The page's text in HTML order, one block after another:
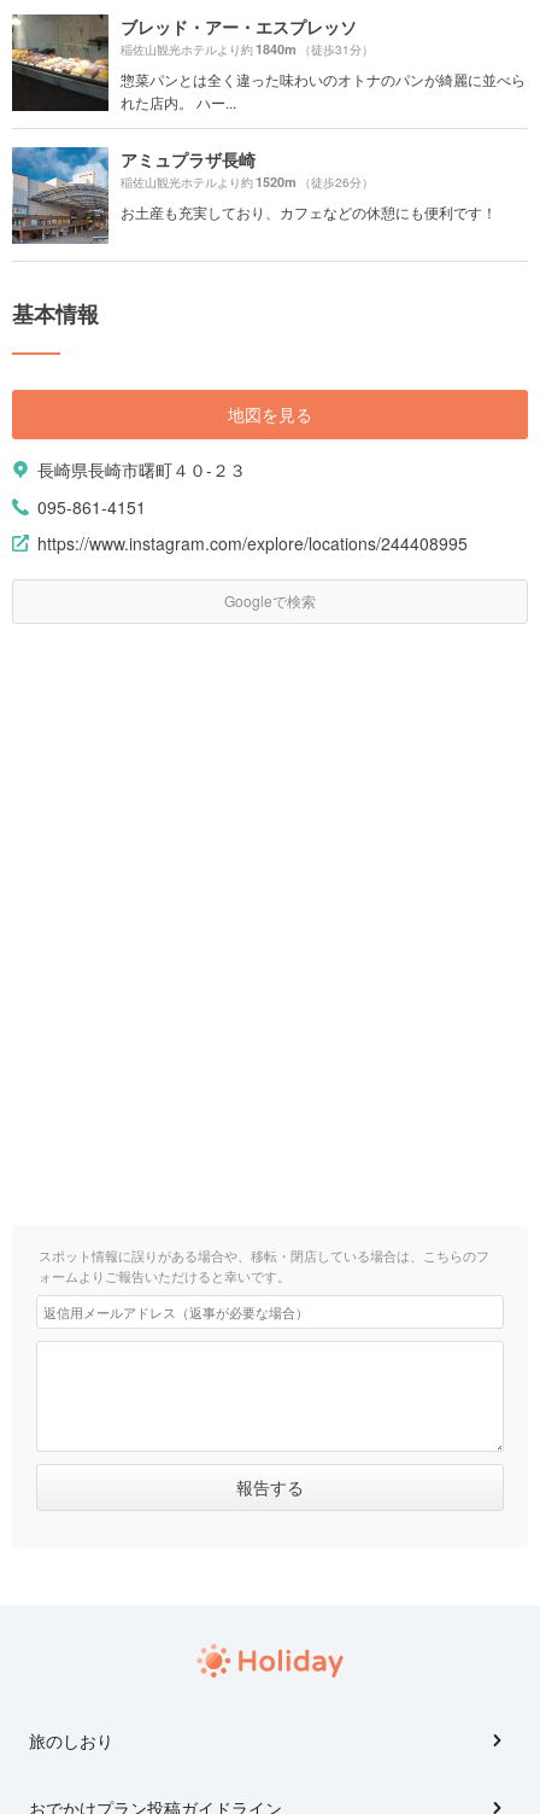
ブレッド・アー・エスプレッソ
稲佐山観光ホテルより約1840m （徒歩31分）
惣菜パンとは全く違った味わいのオトナのパンが綺麗に並べら
れた店内。 ハー...
アミュプラザ長崎
稲佐山観光ホテルより約1520m （徒歩26分）
お土産も充実しており、カフェなどの休憩にも便利です！
基本情報
地図を見る
長崎県長崎市曙町４０-２３
095-861-4151
https://www.instagram.com/explore/locations/244408995
Googleで検索
スポット情報に誤りがある場合や、移転・閉店している場合は、こちらのフ
ォームよりご報告いただけると幸いです。
旅のしおり
おでかけプラン投稿ガイドライン